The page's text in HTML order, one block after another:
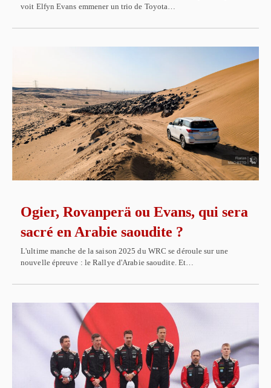
voit Elfyn Evans emmener un trio de Toyota…
Ogier, Rovanperä ou Evans, qui sera
sacré en Arabie saoudite ?
L'ultime manche de la saison 2025 du WRC se déroule sur une
nouvelle épreuve : le Rallye d'Arabie saoudite. Et…